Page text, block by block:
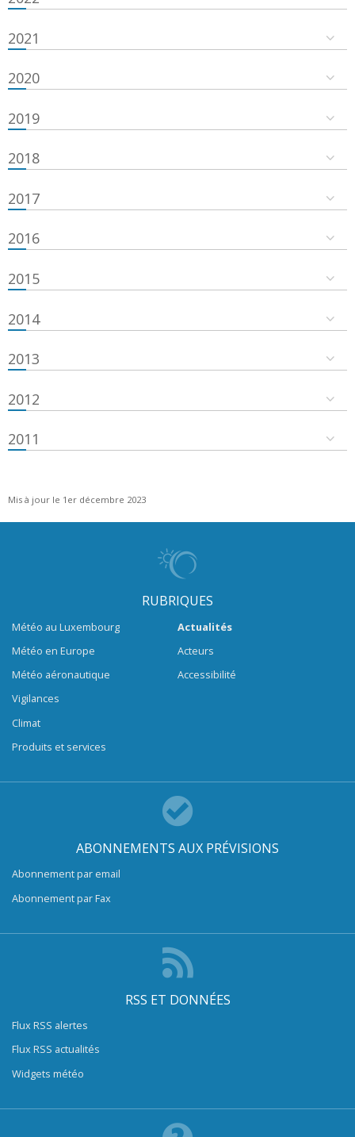
2021
2020
2019
2018
2017
2016
2015
2014
2013
2012
2011
Mis à jour le 1er décembre 2023
RUBRIQUES
Météo au Luxembourg
Météo en Europe
Météo aéronautique
Vigilances
Climat
Produits et services
Actualités
Acteurs
Accessibilité
ABONNEMENTS AUX PRÉVISIONS
Abonnement par email
Abonnement par Fax
RSS ET DONNÉES
Flux RSS alertes
Flux RSS actualités
Widgets météo